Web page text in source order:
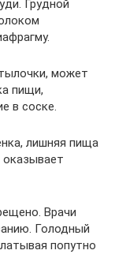
Грудной
может
пищи,
в соске.
лишняя пища
оказывает
Врачи
Голодный
попутно